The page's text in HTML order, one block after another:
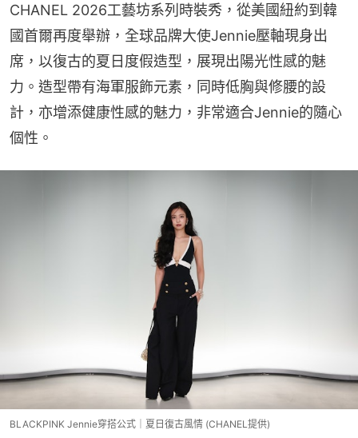
CHANEL 2026工藝坊系列時裝秀，從美國紐約到韓
國首爾再度舉辦，全球品牌大使Jennie壓軸現身出
席，以復古的夏日度假造型，展現出陽光性感的魅
力。造型帶有海軍服飾元素，同時低胸與修腰的設
計，亦增添健康性感的魅力，非常適合Jennie的隨心
個性。
BLACKPINK Jennie穿搭公式｜夏日復古風情 (CHANEL提供)